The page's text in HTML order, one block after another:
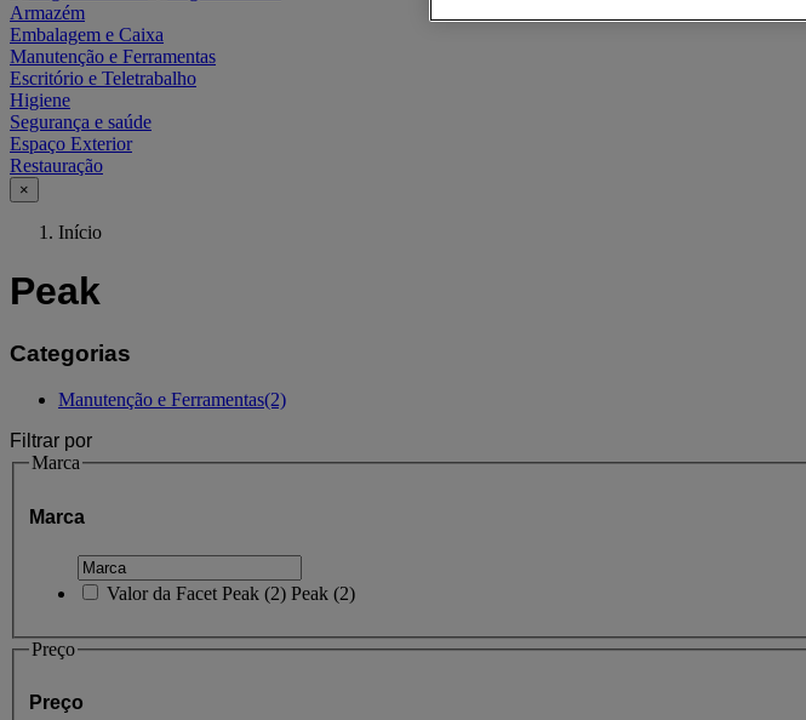
Armazém
Embalagem e Caixa
Manutenção e Ferramentas
Escritório e Teletrabalho
Higiene
Segurança e saúde
Espaço Exterior
Restauração
×
Início
Peak
Categorias
Manutenção e Ferramentas(2)
Filtrar por
Marca
Marca
Valor da Facet Peak (2) Peak (2)
Preço
Preço